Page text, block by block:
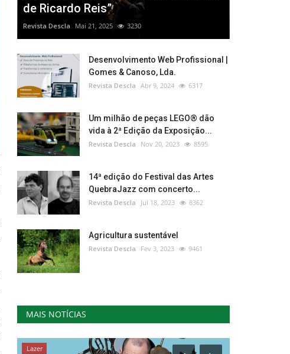
de Ricardo Reis”
Revista Descla Mai 21, 2025 3230
Desenvolvimento Web Profissional |
Gomes & Canoso, Lda.
Revista Descla Abr 9, 2024 6317
Um milhão de peças LEGO® dão
vida à 2ª Edição da Exposição...
Revista Descla Nov 20, 2023 8595
14ª edição do Festival das Artes
QuebraJazz com concerto...
Revista Descla Jul 18, 2023 8362
Agricultura sustentável
Revista Descla Fev 3, 2023 9461
MAIS NOTÍCIAS
Lazer